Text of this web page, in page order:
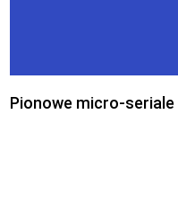
Pionowe micro-seriale